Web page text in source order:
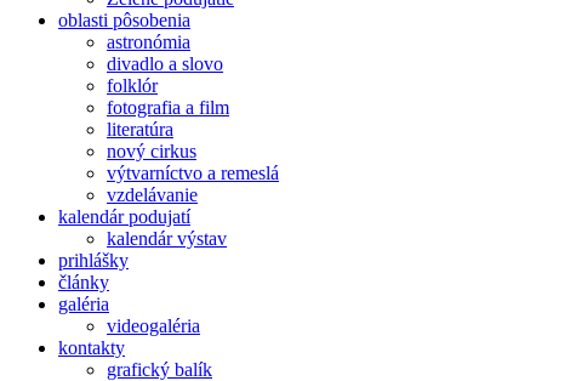
oblasti pôsobenia
astronómia
divadlo a slovo
folklór
fotografia a film
literatúra
nový cirkus
výtvarníctvo a remeslá
vzdelávanie
kalendár podujatí
kalendár výstav
prihlášky
články
galéria
videogaléria
kontakty
grafický balík